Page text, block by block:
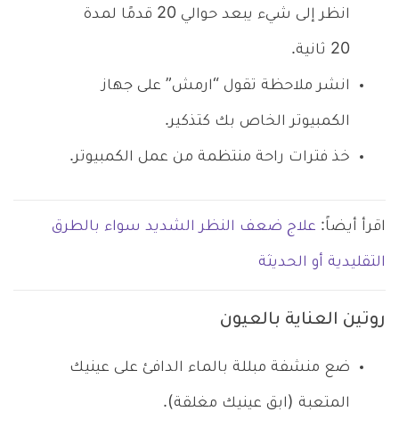
انظر إلى شيء يبعد حوالي 20 قدمًا لمدة
20 ثانية.
انشر ملاحظة تقول “ارمش” على جهاز
الكمبيوتر الخاص بك كتذكير.
خذ فترات راحة منتظمة من عمل الكمبيوتر.
اقرأ أيضاً: علاج ضعف النظر الشديد سواء بالطرق
التقليدية أو الحديثة
روتين العناية بالعيون
ضع منشفة مبللة بالماء الدافئ على عينيك
المتعبة (ابق عينيك مغلقة).